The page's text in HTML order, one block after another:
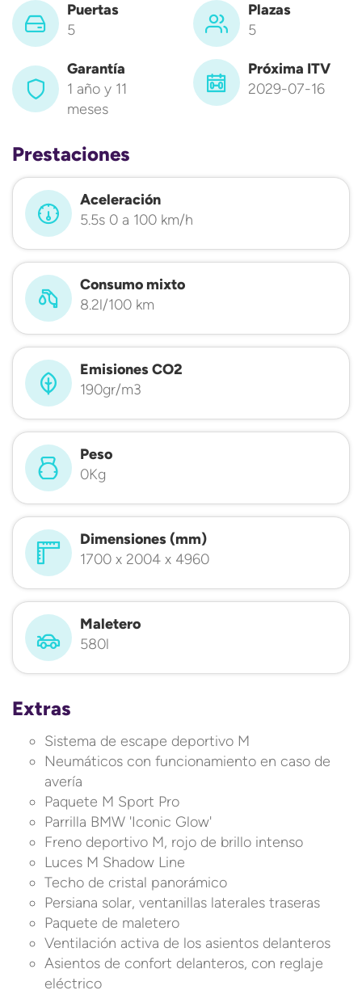
Puertas
5
Plazas
5
Garantía
1 año y 11
meses
Próxima ITV
2029-07-16
Prestaciones
Aceleración
5.5s 0 a 100 km/h
Consumo mixto
8.2l/100 km
Emisiones CO2
190gr/m3
Peso
0Kg
Dimensiones (mm)
1700 x 2004 x 4960
Maletero
580l
Extras
Sistema de escape deportivo M
Neumáticos con funcionamiento en caso de
avería
Paquete M Sport Pro
Parrilla BMW 'Iconic Glow'
Freno deportivo M, rojo de brillo intenso
Luces M Shadow Line
Techo de cristal panorámico
Persiana solar, ventanillas laterales traseras
Paquete de maletero
Ventilación activa de los asientos delanteros
Asientos de confort delanteros, con reglaje
eléctrico